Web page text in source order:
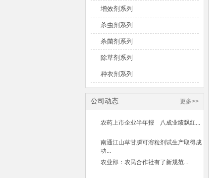
增效剂系列
杀虫剂系列
杀菌剂系列
除草剂系列
种衣剂系列
更多>>
公司动态
农药上市企业半年报 八成业绩飘红...
南通江山草甘膦可溶粒剂试生产取得成
功...
农业部：农民合作社有了新规范...